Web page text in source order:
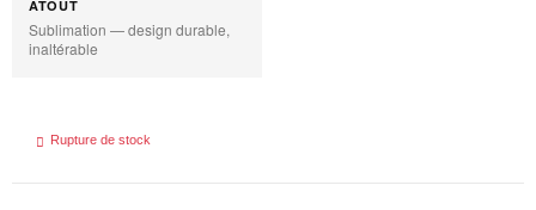
ATOUT
Sublimation — design durable,
inaltérable
 Rupture de stock